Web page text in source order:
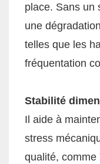
place. Sans un
une
telles que les
fréquentation
Stabilité
Il aide à
stress
qualité, comme